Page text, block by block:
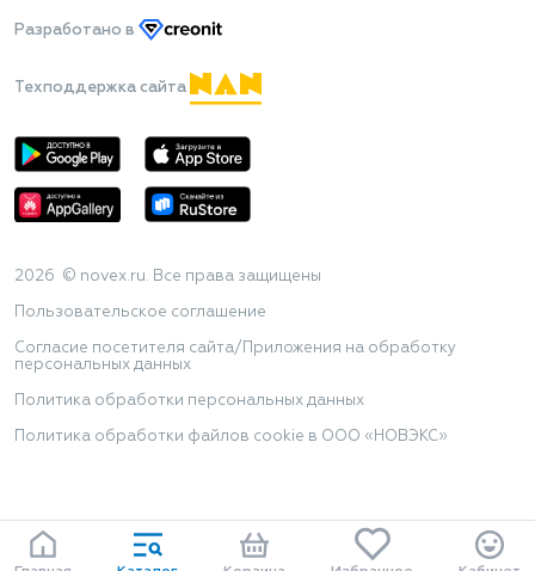
Разработано в
Техподдержка сайта
2026 © novex.ru. Все права защищены
Пользовательское соглашение
Согласие посетителя сайта/Приложения на обработку
персональных данных
Политика обработки персональных данных
Политика обработки файлов cookie в ООО «НОВЭКС»